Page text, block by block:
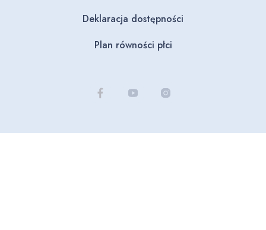
Deklaracja dostępności
Plan równości płci